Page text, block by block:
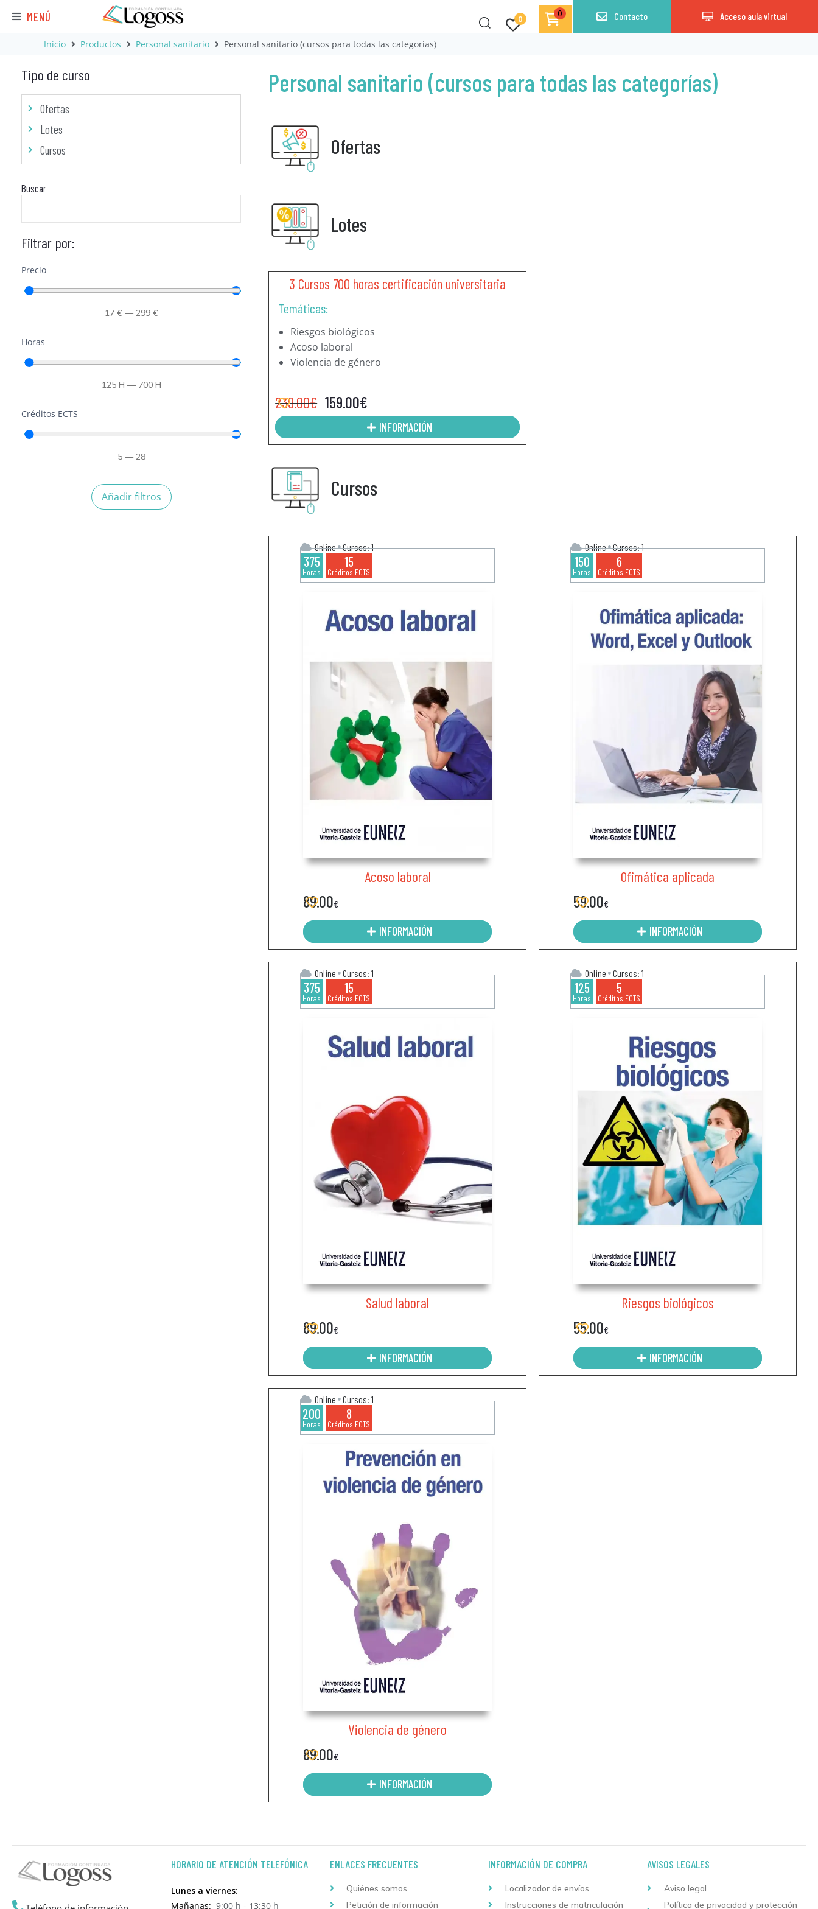
MENÚ 0
0 Contacto Acceso aula virtual
Inicio Productos Personal sanitario Personal sanitario (cursos para todas las categorías)
Tipo de curso
Ofertas
Lotes
Cursos
Buscar
Filtrar por:
Precio
17 €— 299 €
Horas
125 H — 700 H
Créditos ECTS
5 — 28
Añadir filtros
Personal sanitario (cursos para todas las categorías)
Ofertas
Lotes
3 Cursos 700 horas certificación universitaria
Temáticas:
Riesgos biológicos
Acoso laboral
Violencia de género
239.00€ 159.00€
INFORMACIÓN
Cursos
Online Cursos: 1
375
Horas
15
Créditos ECTS
Acoso laboral
89.00€
INFORMACIÓN
Online Cursos: 1
150
Horas
6
Créditos ECTS
Ofimática aplicada
59.00€
INFORMACIÓN
Online Cursos: 1
375
Horas
15
Créditos ECTS
Salud laboral
89.00€
INFORMACIÓN
Online Cursos: 1
125
Horas
5
Créditos ECTS
Riesgos biológicos
55.00€
INFORMACIÓN
Online Cursos: 1
200
Horas
8
Créditos ECTS
Violencia de género
89.00€
INFORMACIÓN
HORARIO DE ATENCIÓN TELEFÓNICA
Lunes a viernes:
Mañanas: 9:00 h - 13:30 h
ENLACES FRECUENTES
Quiénes somos
Petición de información
INFORMACIÓN DE COMPRA
Localizador de envíos
Instrucciones de matriculación
AVISOS LEGALES
Aviso legal
Política de privacidad y protección